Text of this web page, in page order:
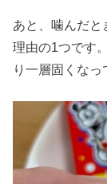
あと、噛んだと
理由の1つです
り一層固くなっ